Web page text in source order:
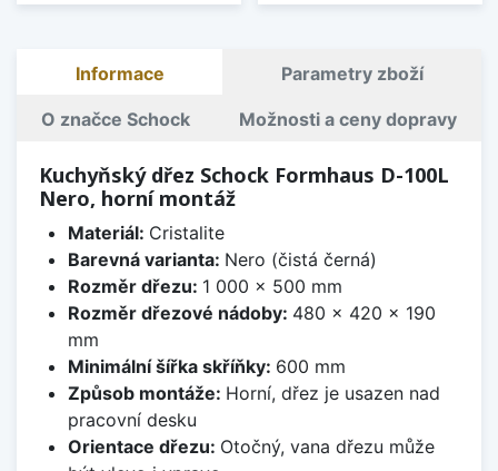
Informace Parametry zboží
O značce Schock Možnosti a ceny dopravy
Kuchyňský dřez Schock Formhaus D-100L
Nero, horní montáž
Materiál: Cristalite
Barevná varianta: Nero (čistá černá)
Rozměr dřezu: 1 000 x 500 mm
Rozměr dřezové nádoby: 480 x 420 x 190
mm
Minimální šířka skříňky: 600 mm
Způsob montáže: Horní, dřez je usazen nad
pracovní desku
Orientace dřezu: Otočný, vana dřezu může